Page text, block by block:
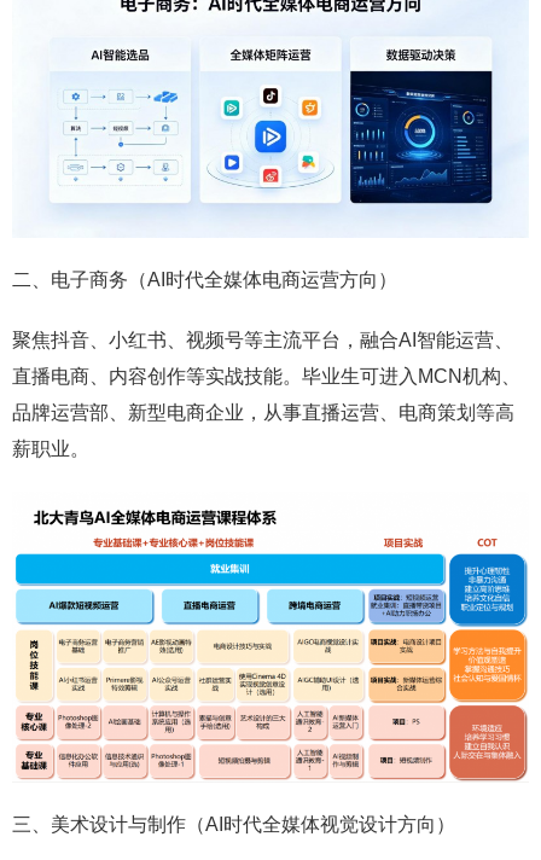
二、电子商务（AI时代全媒体电商运营方向）
聚焦抖音、小红书、视频号等主流平台，融合AI智能运营、
直播电商、内容创作等实战技能。毕业生可进入MCN机构、
品牌运营部、新型电商企业，从事直播运营、电商策划等高
薪职业。
三、美术设计与制作（AI时代全媒体视觉设计方向）